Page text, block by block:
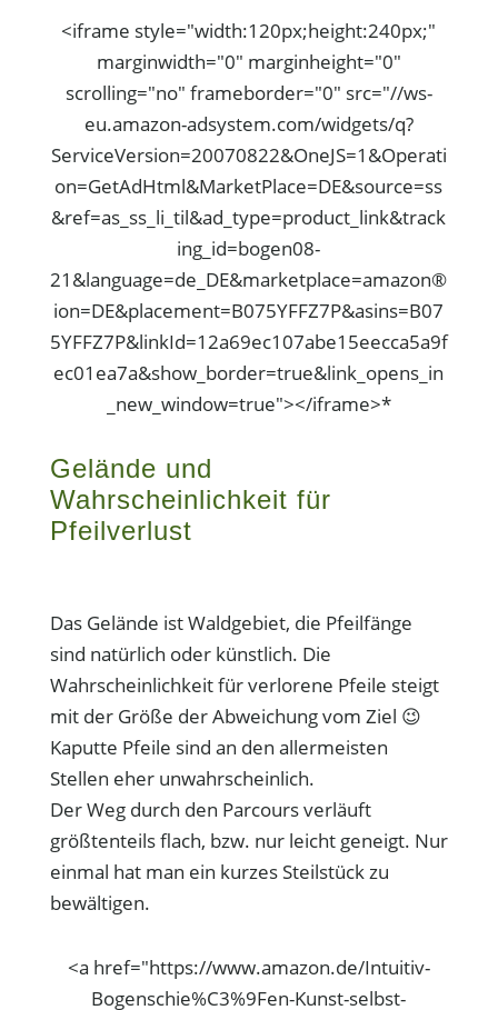
<iframe style="width:120px;height:240px;"
marginwidth="0" marginheight="0"
scrolling="no" frameborder="0" src="//ws-
eu.amazon-adsystem.com/widgets/q?
ServiceVersion=20070822&OneJS=1&Operati
on=GetAdHtml&MarketPlace=DE&source=ss
&ref=as_ss_li_til&ad_type=product_link&track
ing_id=bogen08-
21&language=de_DE&marketplace=amazon®
ion=DE&placement=B075YFFZ7P&asins=B07
5YFFZ7P&linkId=12a69ec107abe15eecca5a9f
ec01ea7a&show_border=true&link_opens_in
_new_window=true"></iframe>*
Gelände und
Wahrscheinlichkeit für
Pfeilverlust
Das Gelände ist Waldgebiet, die Pfeilfänge
sind natürlich oder künstlich. Die
Wahrscheinlichkeit für verlorene Pfeile steigt
mit der Größe der Abweichung vom Ziel 😉
Kaputte Pfeile sind an den allermeisten
Stellen eher unwahrscheinlich.
Der Weg durch den Parcours verläuft
größtenteils flach, bzw. nur leicht geneigt. Nur
einmal hat man ein kurzes Steilstück zu
bewältigen.
<a href="https://www.amazon.de/Intuitiv-
Bogenschie%C3%9Fen-Kunst-selbst-